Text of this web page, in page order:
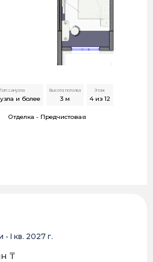
Тип санузла
и более
Высота потолка
3м
Этаж
4 из 12
Отделка - Предчистовая
- I кв. 2027 г.
₸